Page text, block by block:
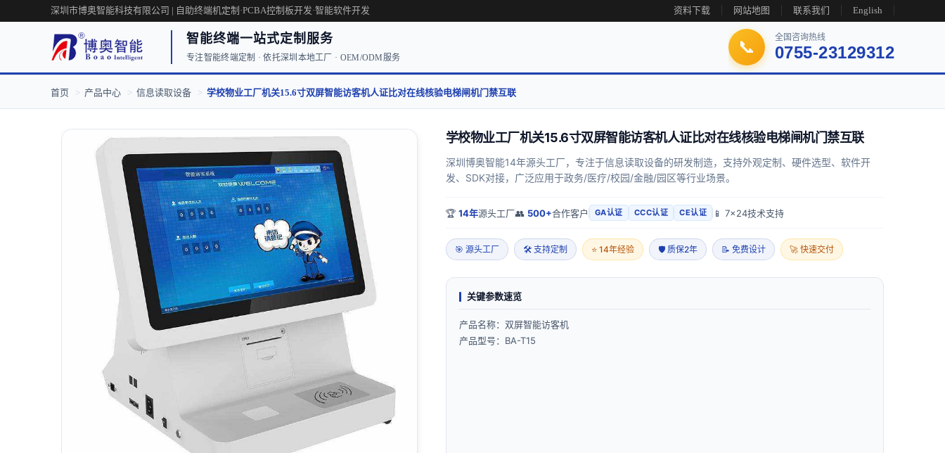
深圳市博奥智能科技有限公司 | 自助终端机定制·PCBA控制板开发·智能软件开发 English
联系我们
网站地图
资料下载
智能终端一站式定制服务
专注智能终端定制 · 依托深圳本地工厂 · OEM/ODM服务
📞
全国咨询热线
0755-23129312
首页 > 产品中心 > 信息读取设备 > 学校物业工厂机关15.6寸双屏智能访客机人证比对在线核验电梯闸机门禁互联
学校物业工厂机关15.6寸双屏智能访客机人证比对在线核验电梯闸机门禁互联
深圳博奥智能14年源头工厂，专注于信息读取设备的研发制造，支持外观定制、硬件选型、软件开
发、SDK对接，广泛应用于政务/医疗/校园/金融/园区等行业场景。
🏆 14年源头工厂👥 500+合作客户 GA认证 CCC认证 CE认证 📱 7x24技术支持
🎯 源头工厂 🛠 支持定制 ⭐ 14年经验 🛡 质保2年 📝 免费设计 🚀 快速交付
关键参数速览
产品名称：双屏智能访客机
产品型号：BA-T15